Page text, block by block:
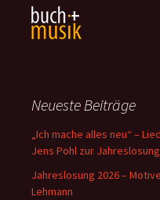
Neueste Beiträge
„Ich mache alles neu“ –
Jens Pohl zur
Jahreslosung 2026 – Motive
Lehmann